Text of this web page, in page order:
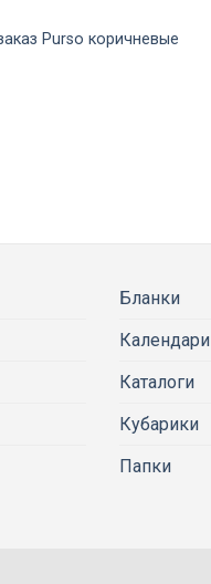
Purso коричневые
Бланки
Календари
Каталоги
Кубарики
Папки